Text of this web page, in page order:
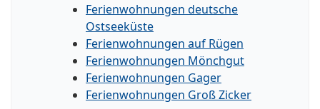
Ferienwohnungen deutsche
Ostseeküste
Ferienwohnungen auf Rügen
Ferienwohnungen Mönchgut
Ferienwohnungen Gager
Ferienwohnungen Groß Zicker